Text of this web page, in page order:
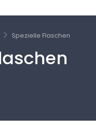
Spezielle Flaschen